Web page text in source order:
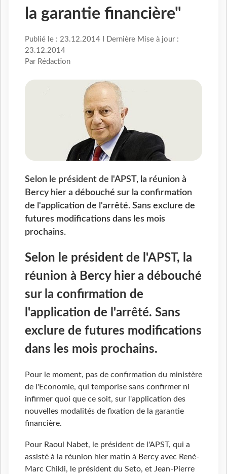
la garantie financière"
Publié le : 23.12.2014 I Dernière Mise à jour :
23.12.2014
Par Rédaction
Selon le président de l'APST, la réunion à
Bercy hier a débouché sur la confirmation
de l'application de l'arrêté. Sans exclure de
futures modifications dans les mois
prochains.
Selon le président de l'APST, la
réunion à Bercy hier a débouché
sur la confirmation de
l'application de l'arrêté. Sans
exclure de futures modifications
dans les mois prochains.
Pour le moment, pas de confirmation du ministère
de l'Economie, qui temporise sans confirmer ni
infirmer quoi que ce soit, sur l'application des
nouvelles modalités de fixation de la garantie
financière.
Pour Raoul Nabet, le président de l'APST, qui a
assisté à la réunion hier matin à Bercy avec René-
Marc Chikli, le président du Seto, et Jean-Pierre